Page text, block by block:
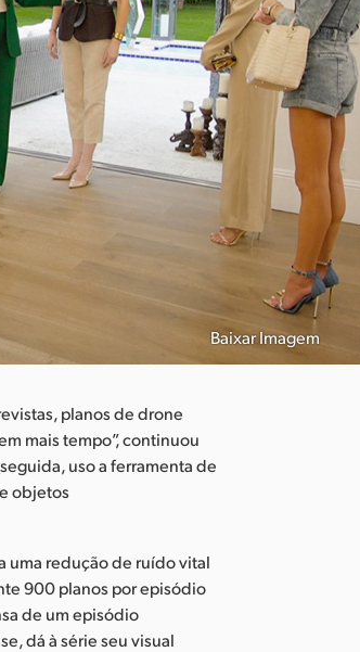
Baixar Imagem
planos de drone
mais tempo”, continuou
uso a ferramenta de
objetos
uma redução de ruído vital
900 planos por episódio
de um episódio
dá à série seu visual